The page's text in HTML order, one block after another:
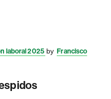
laboral 2025 by Francisco